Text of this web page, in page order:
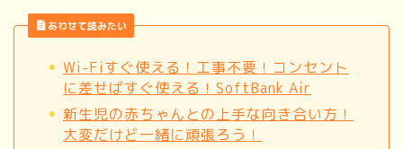
あわせて読みたい
Wi-Fiすぐ使える！工事不要！コンセント
に差せばすぐ使える！SoftBank Air
新生児の赤ちゃんとの上手な向き合い方！
大変だけど一緒に頑張ろう！